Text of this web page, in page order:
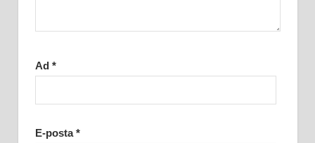
Ad *
E-posta*